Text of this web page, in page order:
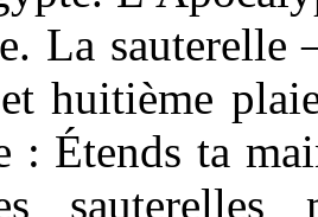
La sauterelle
huitième
: Étends ta
sauterelles